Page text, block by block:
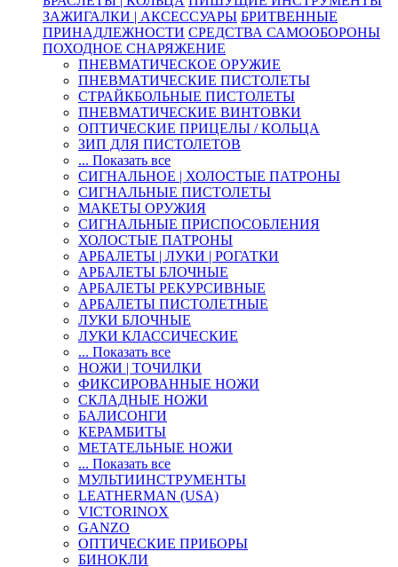
ЗАЖИГАЛКИ | АКСЕССУАРЫ БРИТВЕННЫЕ
ПРИНАДЛЕЖНОСТИ СРЕДСТВА САМООБОРОНЫ
ПОХОДНОЕ СНАРЯЖЕНИЕ
ПНЕВМАТИЧЕСКОЕ ОРУЖИЕ
ПНЕВМАТИЧЕСКИЕ ПИСТОЛЕТЫ
СТРАЙКБОЛЬНЫЕ ПИСТОЛЕТЫ
ПНЕВМАТИЧЕСКИЕ ВИНТОВКИ
ОПТИЧЕСКИЕ ПРИЦЕЛЫ / КОЛЬЦА
ЗИП ДЛЯ ПИСТОЛЕТОВ
... Показать все
СИГНАЛЬНОЕ | ХОЛОСТЫЕ ПАТРОНЫ
СИГНАЛЬНЫЕ ПИСТОЛЕТЫ
МАКЕТЫ ОРУЖИЯ
СИГНАЛЬНЫЕ ПРИСПОСОБЛЕНИЯ
ХОЛОСТЫЕ ПАТРОНЫ
АРБАЛЕТЫ | ЛУКИ | РОГАТКИ
АРБАЛЕТЫ БЛОЧНЫЕ
АРБАЛЕТЫ РЕКУРСИВНЫЕ
АРБАЛЕТЫ ПИСТОЛЕТНЫЕ
ЛУКИ БЛОЧНЫЕ
ЛУКИ КЛАССИЧЕСКИЕ
... Показать все
НОЖИ | ТОЧИЛКИ
ФИКСИРОВАННЫЕ НОЖИ
СКЛАДНЫЕ НОЖИ
БАЛИСОНГИ
КЕРАМБИТЫ
МЕТАТЕЛЬНЫЕ НОЖИ
... Показать все
МУЛЬТИИНСТРУМЕНТЫ
LEATHERMAN (USA)
VICTORINOX
GANZO
ОПТИЧЕСКИЕ ПРИБОРЫ
БИНОКЛИ